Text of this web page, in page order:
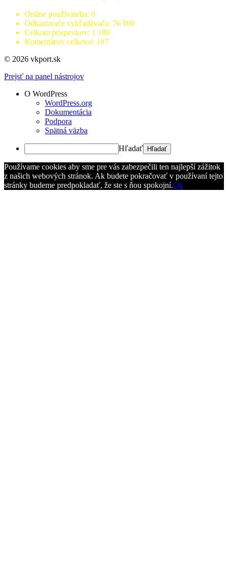
Online používatelia: 0
Odkazovače vyhľadávača: 76 006
Celkom prispevkov: 1 180
Komentárov celkovo: 107
© 2026 vkport.sk
Prejsť na panel nástrojov
O WordPress
WordPress.org
Dokumentácia
Podpora
Spätná väzba
Hľadať
Používame cookies aby sme pre vás zabezpečili ten najlepší zážitok
z našich webových stránok. Ak budete pokračovať v používaní tejto
stránky budeme predpokladať, že ste s ňou spokojní.Ok